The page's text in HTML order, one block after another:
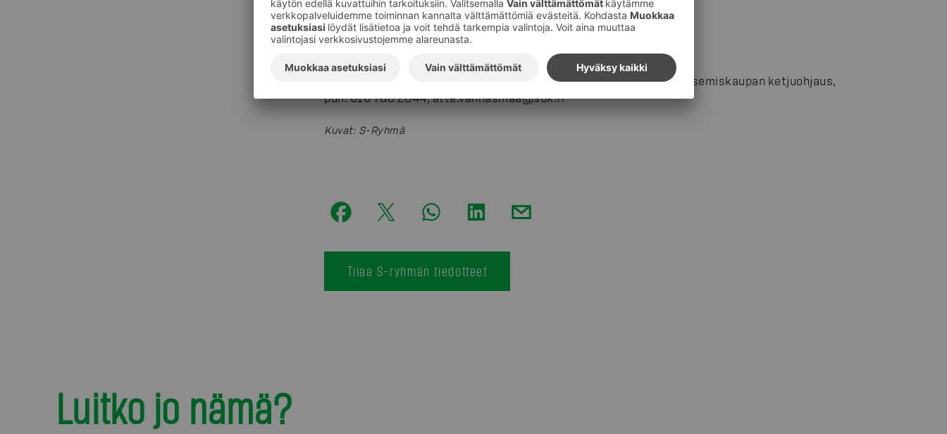
merkittyjä. Nimikyltit tehdään kotimaisesta puusta.
Tutustu S-ryhmän ravintoloiden vastuullisuuskatsaukseen täällä:
Atte Vannasmaa, kehitysjohtaja, SOK Matkailu- ja ravitsemiskaupan ketjuohjaus,
puh. 010 768 2844, atte.vannasmaa@sok.fi
Kuvat: S-Ryhmä
Tilaa S-ryhmän tiedotteet
Luitko jo nämä?